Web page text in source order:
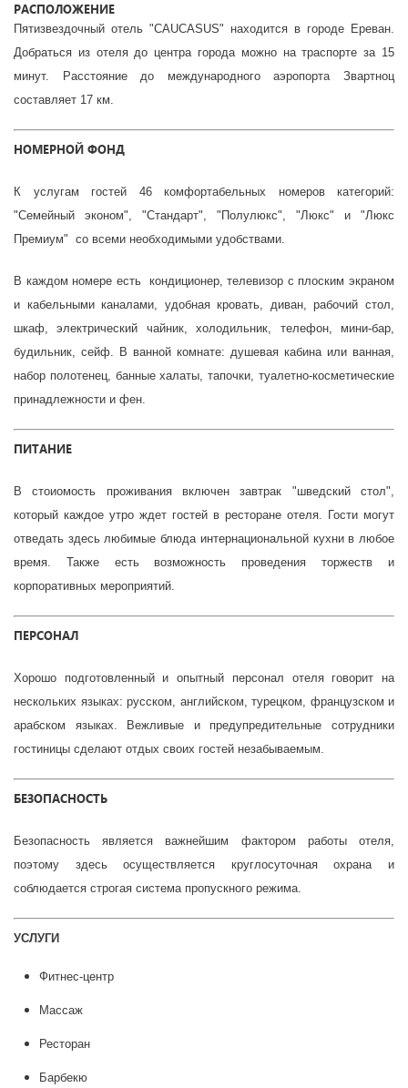
РАСПОЛОЖЕНИЕ
Пятизвездочный отель "CAUCASUS" находится в городе Ереван.
Добраться из отеля до центра города можно на траспорте за 15
минут. Расстояние до международного аэропорта Звартноц
составляет 17 км.
НОМЕРНОЙ ФОНД
К услугам гостей 46 комфортабельных номеров категорий:
"Семейный эконом", "Стандарт", "Полулюкс", "Люкс" и "Люкс
Премиум" со всеми необходимыми удобствами.
В каждом номере есть кондиционер, телевизор с плоским экраном
и кабельными каналами, удобная кровать, диван, рабочий стол,
шкаф, электрический чайник, холодильник, телефон, мини-бар,
будильник, сейф. В ванной комнате: душевая кабина или ванная,
набор полотенец, банные халаты, тапочки, туалетно-косметические
принадлежности и фен.
ПИТАНИЕ
В стоиомость проживания включен завтрак "шведский стол",
который каждое утро ждет гостей в ресторане отеля. Гости могут
отведать здесь любимые блюда интернациональной кухни в любое
время. Также есть возможность проведения торжеств и
корпоративных мероприятий.
ПЕРСОНАЛ
Хорошо подготовленный и опытный персонал отеля говорит на
нескольких языках: русском, английском, турецком, французском и
арабском языках. Вежливые и предупредительные сотрудники
гостиницы сделают отдых своих гостей незабываемым.
БЕЗОПАСНОСТЬ
Безопасность является важнейшим фактором работы отеля,
поэтому здесь осуществляется круглосуточная охрана и
соблюдается строгая система пропускного режима.
УСЛУГИ
Фитнес-центр
Массаж
Ресторан
Барбекю